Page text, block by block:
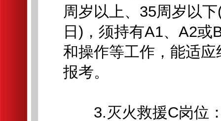
周岁以上、35周岁以
日)，须持有A1、A2
和操作等工作，能适
报考。
3.灭火救援C岗位：